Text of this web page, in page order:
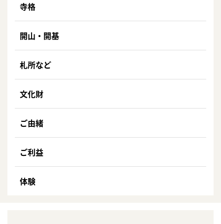
寺格
開山・開基
札所など
文化財
ご由緒
ご利益
体験